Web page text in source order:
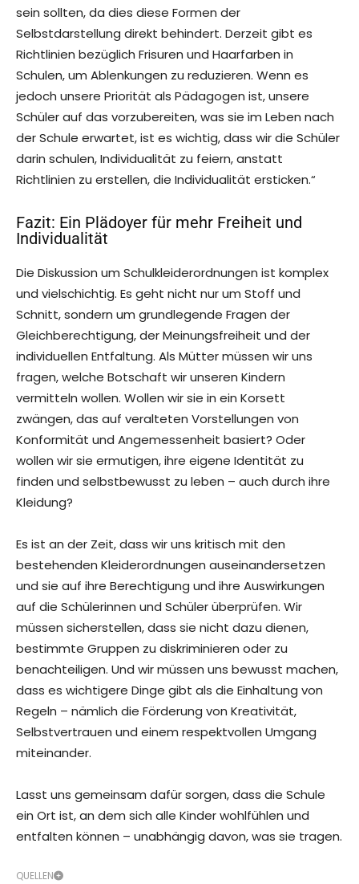
sein sollten, da dies diese Formen der
Selbstdarstellung direkt behindert. Derzeit gibt es
Richtlinien bezüglich Frisuren und Haarfarben in
Schulen, um Ablenkungen zu reduzieren. Wenn es
jedoch unsere Priorität als Pädagogen ist, unsere
Schüler auf das vorzubereiten, was sie im Leben nach
der Schule erwartet, ist es wichtig, dass wir die Schüler
darin schulen, Individualität zu feiern, anstatt
Richtlinien zu erstellen, die Individualität ersticken.“
Fazit: Ein Plädoyer für mehr Freiheit und
Individualität
Die Diskussion um Schulkleiderordnungen ist komplex
und vielschichtig. Es geht nicht nur um Stoff und
Schnitt, sondern um grundlegende Fragen der
Gleichberechtigung, der Meinungsfreiheit und der
individuellen Entfaltung. Als Mütter müssen wir uns
fragen, welche Botschaft wir unseren Kindern
vermitteln wollen. Wollen wir sie in ein Korsett
zwängen, das auf veralteten Vorstellungen von
Konformität und Angemessenheit basiert? Oder
wollen wir sie ermutigen, ihre eigene Identität zu
finden und selbstbewusst zu leben – auch durch ihre
Kleidung?
Es ist an der Zeit, dass wir uns kritisch mit den
bestehenden Kleiderordnungen auseinandersetzen
und sie auf ihre Berechtigung und ihre Auswirkungen
auf die Schülerinnen und Schüler überprüfen. Wir
müssen sicherstellen, dass sie nicht dazu dienen,
bestimmte Gruppen zu diskriminieren oder zu
benachteiligen. Und wir müssen uns bewusst machen,
dass es wichtigere Dinge gibt als die Einhaltung von
Regeln – nämlich die Förderung von Kreativität,
Selbstvertrauen und einem respektvollen Umgang
miteinander.
Lasst uns gemeinsam dafür sorgen, dass die Schule
ein Ort ist, an dem sich alle Kinder wohlfühlen und
entfalten können – unabhängig davon, was sie tragen.
QUELLEN